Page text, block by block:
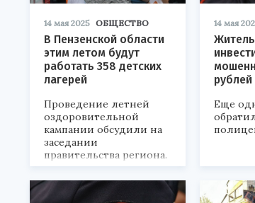
14 мая 2025 ОБЩЕСТВО
В Пензенской области
этим летом будут
работать 358 детских
лагерей
Проведение летней
оздоровительной
кампании обсудили на
заседании
правительства региона.
14 мая
рублей
Еще